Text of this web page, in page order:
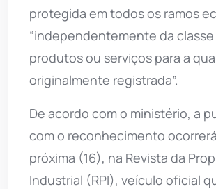
protegida em todos os ramos
“independentemente da
produtos ou serviços para a
originalmente registrada”.
De acordo com o ministério, a
com o reconhecimento
próxima (16), na Revista da
Industrial (RPI), veículo oficial